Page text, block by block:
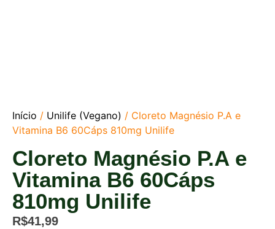
Início / Unilife (Vegano) / Cloreto Magnésio P.A e
Vitamina B6 60Cáps 810mg Unilife
Cloreto Magnésio P.A e
Vitamina B6 60Cáps
810mg Unilife
R$41,99